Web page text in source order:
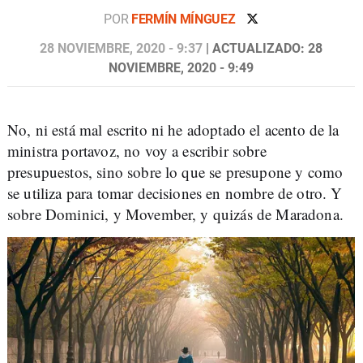
POR FERMÍN MÍNGUEZ
28 NOVIEMBRE, 2020 - 9:37 | ACTUALIZADO: 28
NOVIEMBRE, 2020 - 9:49
No, ni está mal escrito ni he adoptado el acento de la
ministra portavoz, no voy a escribir sobre
presupuestos, sino sobre lo que se presupone y como
se utiliza para tomar decisiones en nombre de otro. Y
sobre Dominici, y Movember, y quizás de Maradona.